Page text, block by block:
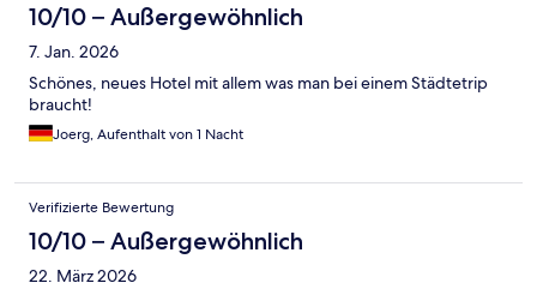
10/10 – Außergewöhnlich
7. Jan. 2026
Schönes, neues Hotel mit allem was man bei einem Städtetrip
braucht!
Joerg, Aufenthalt von 1 Nacht
Verifizierte Bewertung
10/10 – Außergewöhnlich
22. März 2026